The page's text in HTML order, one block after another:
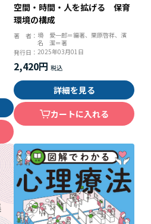
空間・時間・人を拡げる 保育
環境の構成
著 者： 境 愛一郎＝編著、栗原啓祥、濱
名 潔＝著
発行日： 2025年03月01日
2,420円
詳細を見る
カートに入れる